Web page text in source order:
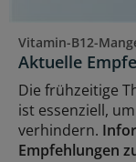
Vitamin-B12-
Aktuelle
Die frühzeitige
ist essenziell,
verhindern.
Empfehlungen